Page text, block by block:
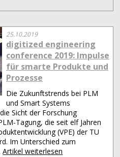
25.10.2019
digitized engineering
conference 2019: Impulse
für smarte Produkte und
Prozesse
Die Zukunftstrends bei PLM
und Smart Systems
Sicht der Forschung
Tagung, die seit elf Jahren
(VPE) der TU
Im Unterschied zum
Artikel weiterlesen